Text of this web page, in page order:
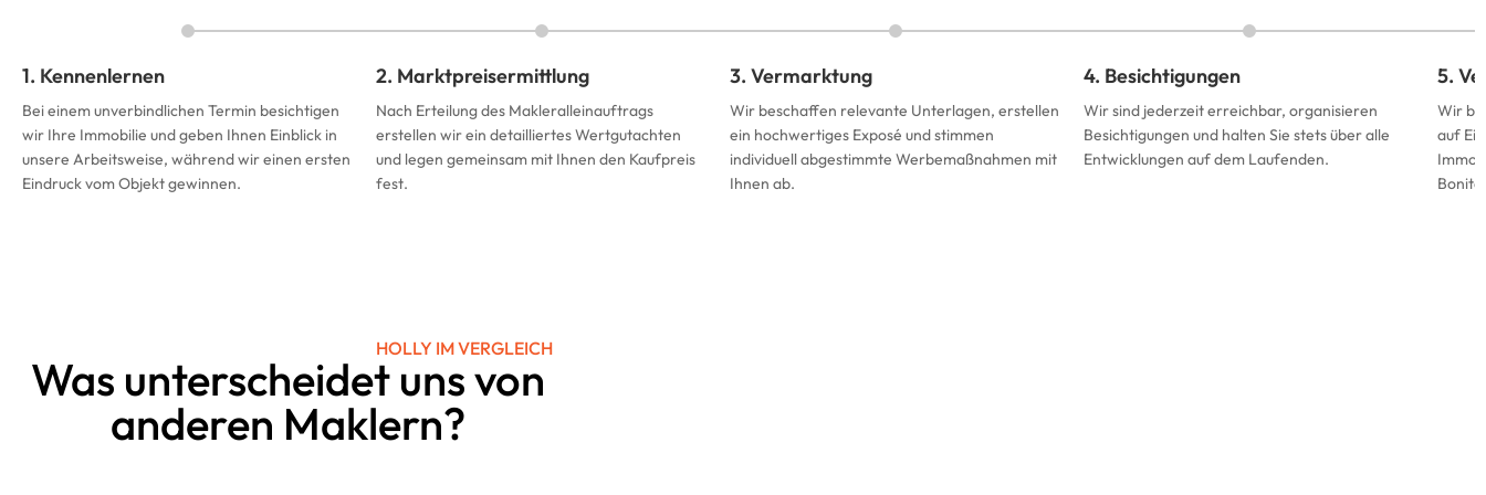
1. Kennenlernen
Bei einem unverbindlichen Termin besichtigen
wir Ihre Immobilie und geben Ihnen Einblick in
unsere Arbeitsweise, während wir einen ersten
Eindruck vom Objekt gewinnen.
2. Marktpreisermittlung
Nach Erteilung des Makleralleinauftrags
erstellen wir ein detailliertes Wertgutachten
und legen gemeinsam mit Ihnen den Kaufpreis
fest.
3. Vermarktung
Wir beschaffen relevante Unterlagen, erstellen
ein hochwertiges Exposé und stimmen
individuell abgestimmte Werbemaßnahmen mit
Ihnen ab.
4. Besichtigungen
Wir sind jederzeit erreichbar, organisieren
Besichtigungen und halten Sie stets über alle
Entwicklungen auf dem Laufenden.
5.
Wir
auf
HOLLY IM VERGLEICH
Was unterscheidet uns von
anderen Maklern?